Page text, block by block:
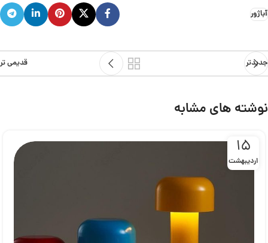
آباژور
جدیدتر قدیمی تر
نوشته های مشابه
15
اردیبهشت